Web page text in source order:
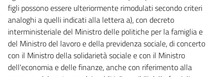
figli possono essere ulteriormente rimodulati secondo criteri
analoghi a quelli indicati alla lettera a), con decreto
interministeriale del Ministro delle politiche per la famiglia e
del Ministro del lavoro e della previdenza sociale, di concerto
con il Ministro della solidarietà sociale e con il Ministro
dell'economia e delle finanze, anche con riferimento alla